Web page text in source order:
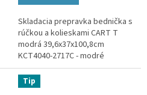
Skladacia prepravka bednička s
rúčkou a kolieskami CART T
modrá 39,6x37x100,8cm
KCT4040-2717C - modré
prvky. Nosnosť do 25
kg. Teleskopická hliníková
rukoväť.
Tip